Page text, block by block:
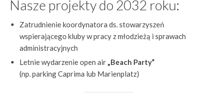
Nasze projekty do 2032 roku:
Zatrudnienie koordynatora ds. stowarzyszeń
wspierającego kluby w pracy z młodzieżą i sprawach
administracyjnych
Letnie wydarzenie open air„Beach Party”
(np. parking Caprima lub Marienplatz)